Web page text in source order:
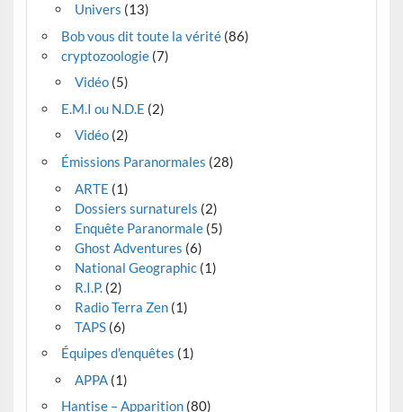
Univers (13)
Bob vous dit toute la vérité(86)
cryptozoologie(7)
Vidéo(5)
E.M.I ou N.D.E (2)
Vidéo(2)
Émissions Paranormales (28)
ARTE (1)
Dossiers surnaturels (2)
Enquête Paranormale(5)
Ghost Adventures (6)
National Geographic(1)
R.I.P. (2)
Radio Terra Zen(1)
TAPS(6)
Équipes d'enquêtes (1)
APPA(1)
Hantise – Apparition(80)